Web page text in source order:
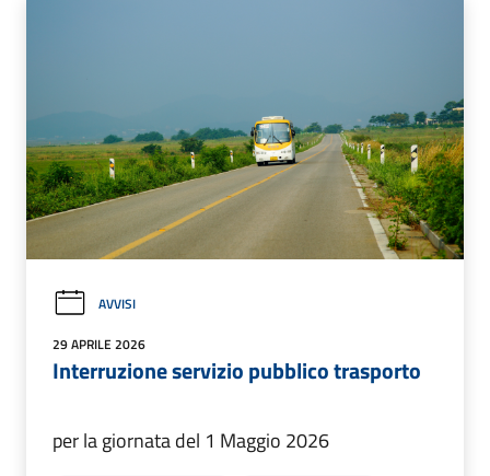
AVVISI
29 APRILE 2026
Interruzione servizio pubblico trasporto
per la giornata del 1 Maggio 2026